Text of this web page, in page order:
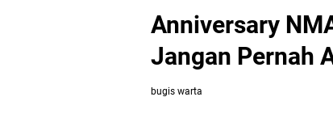
Anniversary
Jangan Pernah
bugis warta